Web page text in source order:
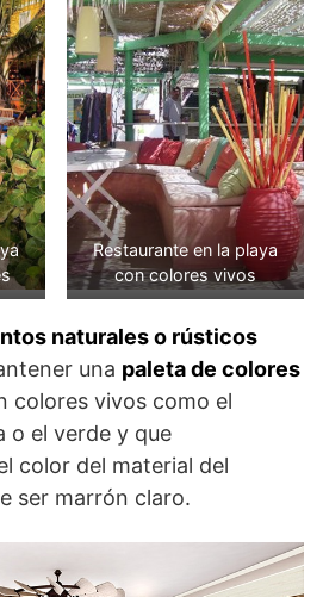
Restaurante en la playa
con colores vivos
naturales o rústicos
una paleta de colores
colores vivos como el
o el verde y que
color del material del
ser marrón claro.